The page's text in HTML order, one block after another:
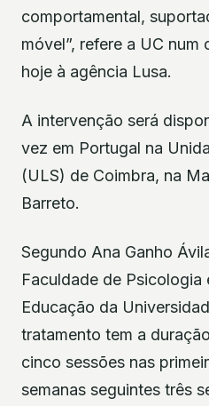
comportamental,
móvel”, refere a UC
hoje à agência Lusa.
A intervenção será
vez em Portugal na
(ULS) de Coimbra, na
Barreto.
Segundo Ana Ganho
Faculdade de Psicologia
Educação da
tratamento tem a
cinco sessões nas
semanas seguintes três